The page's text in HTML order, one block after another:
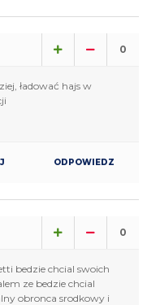
0
ładować hajs w
ODPOWIEDZ
0
bedzie chcial swoich
ze bedzie chcial
obronca srodkowy i